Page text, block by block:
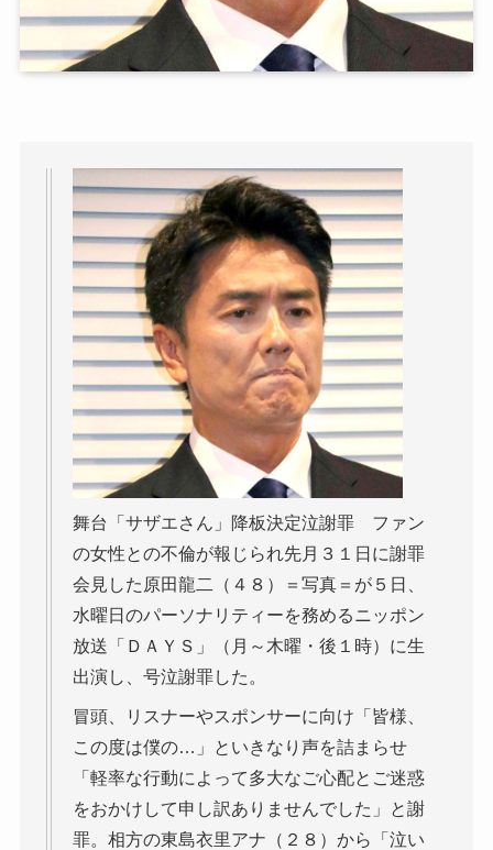
舞台「サザエさん」降板決定泣謝罪 ファン
の女性との不倫が報じられ先月３１日に謝罪
会見した原田龍二（４８）＝写真＝が５日、
水曜日のパーソナリティーを務めるニッポン
放送「ＤＡＹＳ」（月～木曜・後１時）に生
出演し、号泣謝罪した。
冒頭、リスナーやスポンサーに向け「皆様、
この度は僕の…」といきなり声を詰まらせ
「軽率な行動によって多大なご心配とご迷惑
をおかけして申し訳ありませんでした」と謝
罪。相方の東島衣里アナ（２８）から「泣い